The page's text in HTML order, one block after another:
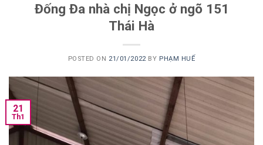
Đống Đa nhà chị Ngọc ở ngõ 151
Thái Hà
POSTED ON 21/01/2022 BY PHẠM HUẾ
21
Th1